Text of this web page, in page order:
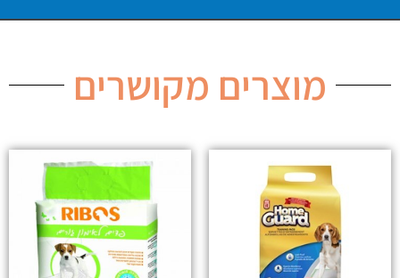
מוצרים מקושרים